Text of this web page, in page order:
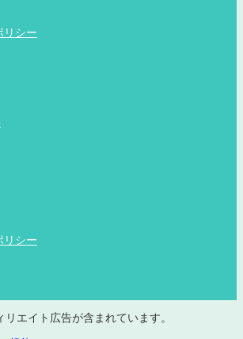
リシー
リシー
リエイト広告が含まれています。